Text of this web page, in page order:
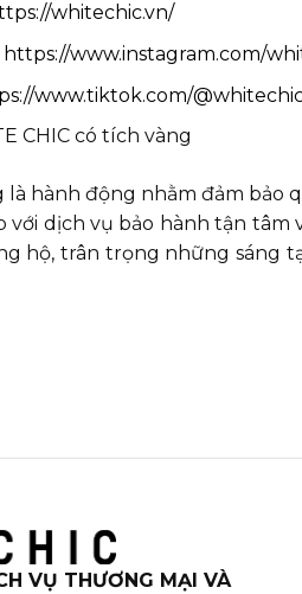
whitechic.vn/
https://www.instagram.com/
www.tiktok.com/
CHIC có tích vàng
là hành động nhằm đảm
với dịch vụ bảo hành tận
hộ, trân trọng những sáng
VỤ THƯƠNG MẠI VÀ